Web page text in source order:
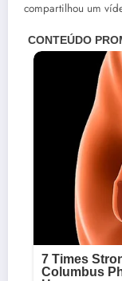
compartilhou um